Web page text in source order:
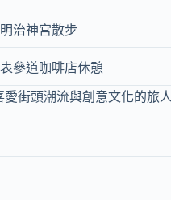
明治神宮散步
表參道咖啡店休憩
街頭潮流與創意文化的旅